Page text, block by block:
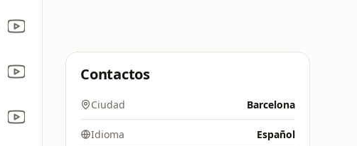
Contactos
Ciudad Barcelona
Idioma Español